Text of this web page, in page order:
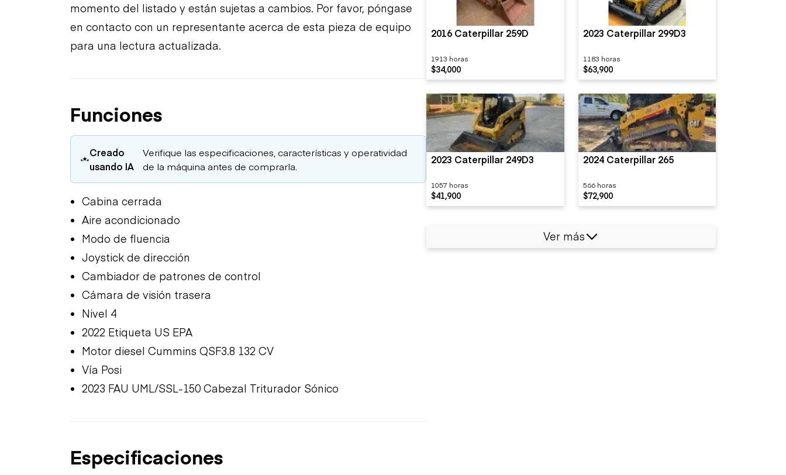
momento del listado y están sujetas a cambios. Por favor, póngase
en contacto con un representante acerca de esta pieza de equipo
para una lectura actualizada.
Funciones
Creado
usando IA
Verifique las especificaciones, características y operatividad
de la máquina antes de comprarla.
Cabina cerrada
Aire acondicionado
Modo de fluencia
Joystick de dirección
Cambiador de patrones de control
Cámara de visión trasera
Nivel 4
2022 Etiqueta US EPA
Motor diesel Cummins QSF3.8 132 CV
Vía Posi
2023 FAU UML/SSL-150 Cabezal Triturador Sónico
Especificaciones
2016 Caterpillar 259D
1913 horas
$34,000
2023 Caterpillar 299D3
1183 horas
$63,900
2023 Caterpillar 249D3
1057 horas
$41,900
2024 Caterpillar 265
566 horas
$72,900
Ver más